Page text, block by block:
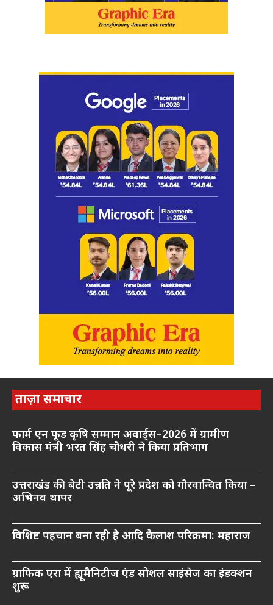
ताज़ा समाचार
फार्म एन फूड कृषि सम्मान अवार्ड्स–2026 में ग्रामीण
विकास मंत्री भरत सिंह चौधरी ने किया प्रतिभाग
उत्तराखंड की बेटी उन्नति ने पूरे प्रदेश को गौरवान्वित किया –
अभिनव थापर
विशिष्ट पहचान बना रही है आदि कैलाश परिक्रमा: महाराज
ग्राफिक एरा में ह्यूमैनिटीज एंड सोशल साइंसेज का इंडक्शन
शुरू